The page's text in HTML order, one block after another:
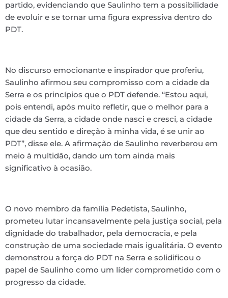
partido, evidenciando que Saulinho tem a possibilidade
de evoluir e se tornar uma figura expressiva dentro do
PDT.
No discurso emocionante e inspirador que proferiu,
Saulinho afirmou seu compromisso com a cidade da
Serra e os princípios que o PDT defende. “Estou aqui,
pois entendi, após muito refletir, que o melhor para a
cidade da Serra, a cidade onde nasci e cresci, a cidade
que deu sentido e direção à minha vida, é se unir ao
PDT”, disse ele. A afirmação de Saulinho reverberou em
meio à multidão, dando um tom ainda mais
significativo à ocasião.
O novo membro da família Pedetista, Saulinho,
prometeu lutar incansavelmente pela justiça social, pela
dignidade do trabalhador, pela democracia, e pela
construção de uma sociedade mais igualitária. O evento
demonstrou a força do PDT na Serra e solidificou o
papel de Saulinho como um líder comprometido com o
progresso da cidade.